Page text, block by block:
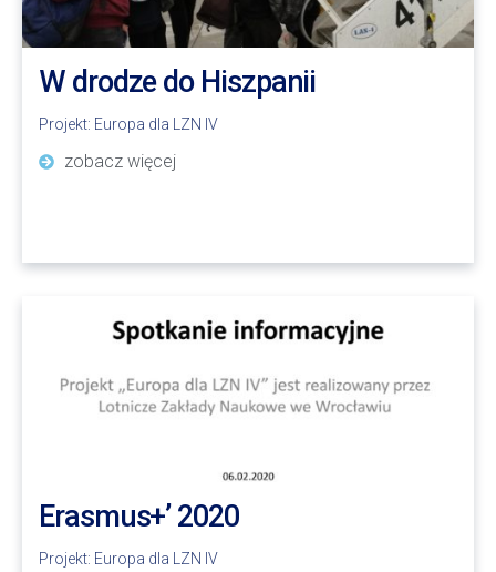
W drodze do Hiszpanii
Projekt: Europa dla LZN IV
zobacz więcej
Erasmus+’ 2020
Projekt: Europa dla LZN IV